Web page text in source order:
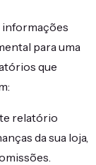
para uma
que
relatório
da sua loja,